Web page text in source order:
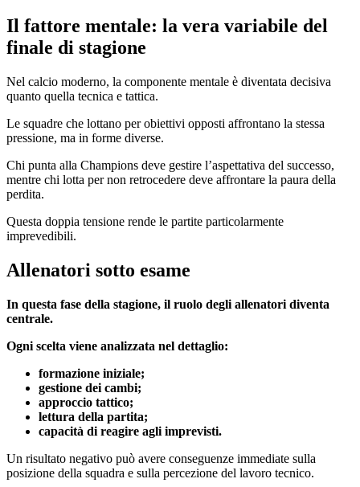
Il fattore mentale: la vera variabile del
finale di stagione
Nel calcio moderno, la componente mentale è diventata decisiva
quanto quella tecnica e tattica.
Le squadre che lottano per obiettivi opposti affrontano la stessa
pressione, ma in forme diverse.
Chi punta alla Champions deve gestire l’aspettativa del successo,
mentre chi lotta per non retrocedere deve affrontare la paura della
perdita.
Questa doppia tensione rende le partite particolarmente
imprevedibili.
Allenatori sotto esame
In questa fase della stagione, il ruolo degli allenatori diventa
centrale.
Ogni scelta viene analizzata nel dettaglio:
formazione iniziale;
gestione dei cambi;
approccio tattico;
lettura della partita;
capacità di reagire agli imprevisti.
Un risultato negativo può avere conseguenze immediate sulla
posizione della squadra e sulla percezione del lavoro tecnico.